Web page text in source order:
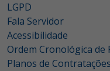
LGPD
Fala Servidor
Acessibilidade
Ordem Cronológica de
Planos de